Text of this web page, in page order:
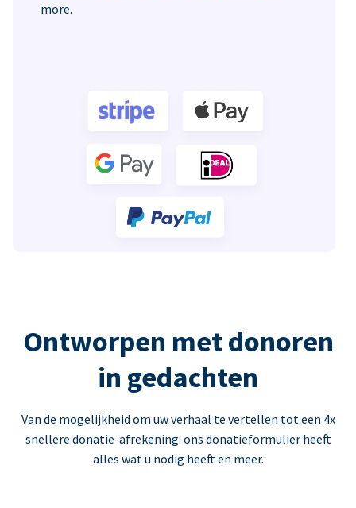
more.
Ontworpen met donoren
in gedachten
Van de mogelijkheid om uw verhaal te vertellen tot een 4x
snellere donatie-afrekening: ons donatieformulier heeft
alles wat u nodig heeft en meer.